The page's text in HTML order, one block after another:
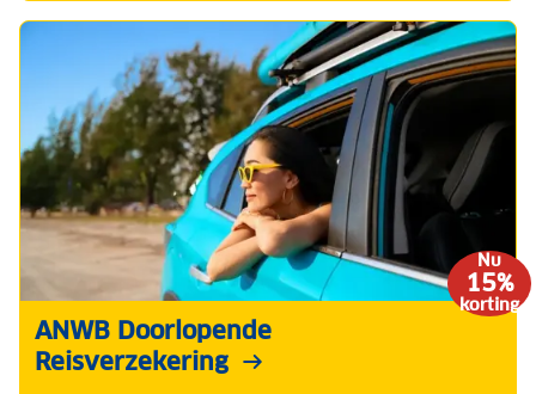
Nu
15%
korting
ANWB Doorlopende
Reisverzekering